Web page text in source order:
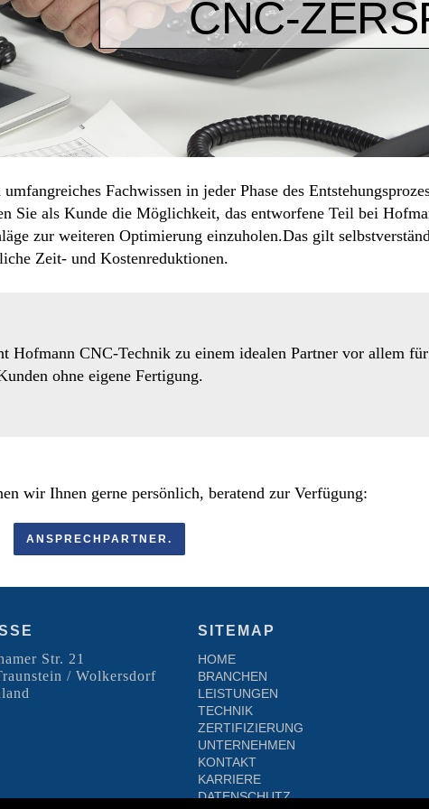
CNC-
Fachwissen in jeder Phase des
Sie als Kunde die Möglichkeit, das entworfene Teil bei
zur weiteren Optimierung einzuholen.Das gilt
Zeit- und Kostenreduktionen.
Hofmann CNC-Technik zu einem idealen Partner vor allem für
ohne eigene Fertigung.
wir Ihnen gerne persönlich, beratend zur Verfügung:
ANSPRECHPARTNER.
Str. 21
/ Wolkersdorf
SITEMAP
HOME
BRANCHEN
LEISTUNGEN
TECHNIK
ZERTIFIZIERUNG
UNTERNEHMEN
KONTAKT
KARRIERE
DATENSCHUTZ